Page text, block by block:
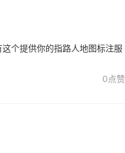
个提供你的指路人地图标注服
0点赞